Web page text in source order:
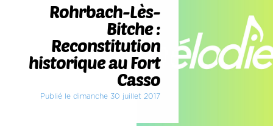
Rohrbach-Lès-
Bitche :
Reconstitution
historique au Fort
Casso
Publié le dimanche 30 juillet 2017